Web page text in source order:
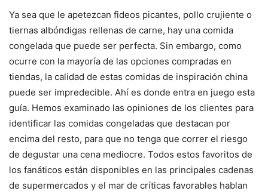
Ya sea que le apetezcan fideos picantes, pollo crujiente o
tiernas albóndigas rellenas de carne, hay una comida
congelada que puede ser perfecta. Sin embargo, como
ocurre con la mayoría de las opciones compradas en
tiendas, la calidad de estas comidas de inspiración china
puede ser impredecible. Ahí es donde entra en juego esta
guía. Hemos examinado las opiniones de los clientes para
identificar las comidas congeladas que destacan por
encima del resto, para que no tenga que correr el riesgo
de degustar una cena mediocre. Todos estos favoritos de
los fanáticos están disponibles en las principales cadenas
de supermercados y el mar de críticas favorables hablan